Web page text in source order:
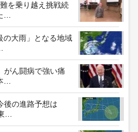
を乗り越え挑戦続
…
の大雨」となる地域
がん闘病で強い痛
…
後の進路予想は
…